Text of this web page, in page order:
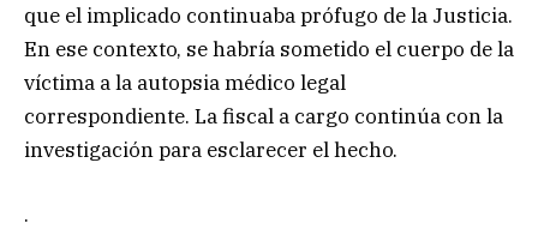
que el implicado continuaba prófugo de la Justicia.
En ese contexto, se habría sometido el cuerpo de la
víctima a la autopsia médico legal
correspondiente. La fiscal a cargo continúa con la
investigación para esclarecer el hecho.
.